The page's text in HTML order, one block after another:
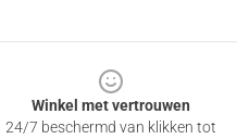
Winkel met vertrouwen
24/7 beschermd van klikken tot